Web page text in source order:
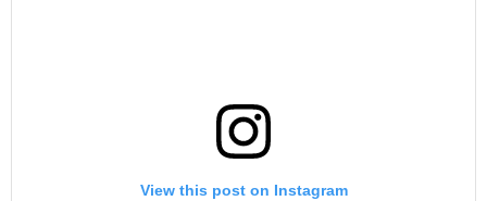
View this post on Instagram